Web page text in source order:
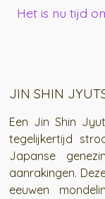
Het is nu tijd
JIN SHIN
Een Jin Shin
tegelijkertijd
Japanse
aanrakingen.
eeuwen